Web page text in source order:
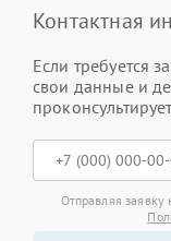
Контактная
Если требуется
свои данные и
Отправляя заявку